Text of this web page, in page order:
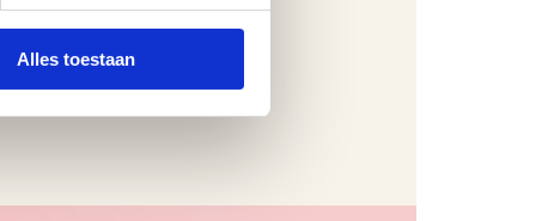
Alles toestaan